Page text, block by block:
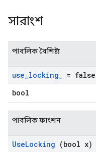
সারাংশ
পাবলিক বৈশিষ্ট্য
use_locking_ = false
bool
পাবলিক ফাংশন
UseLocking (bool x)